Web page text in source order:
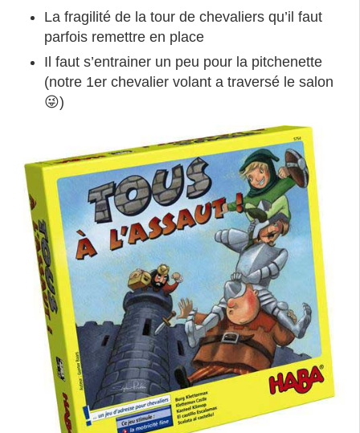
La fragilité de la tour de chevaliers qu’il faut
parfois remettre en place
Il faut s’entrainer un peu pour la pitchenette
(notre 1er chevalier volant a traversé le salon
😜)